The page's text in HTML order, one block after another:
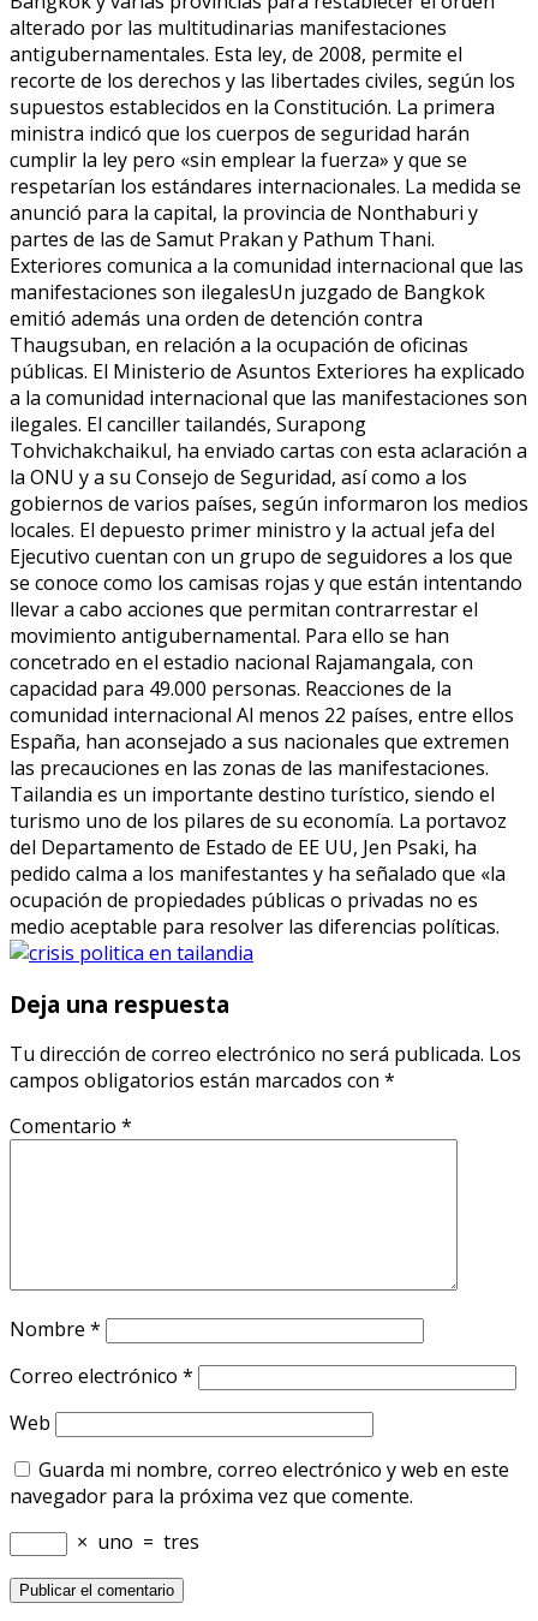
alterado por las multitudinarias manifestaciones
antigubernamentales. Esta ley, de 2008, permite el
recorte de los derechos y las libertades civiles, según los
supuestos establecidos en la Constitución. La primera
ministra indicó que los cuerpos de seguridad harán
cumplir la ley pero «sin emplear la fuerza» y que se
respetarían los estándares internacionales. La medida se
anunció para la capital, la provincia de Nonthaburi y
partes de las de Samut Prakan y Pathum Thani.
Exteriores comunica a la comunidad internacional que las
manifestaciones son ilegalesUn juzgado de Bangkok
emitió además una orden de detención contra
Thaugsuban, en relación a la ocupación de oficinas
públicas. El Ministerio de Asuntos Exteriores ha explicado
a la comunidad internacional que las manifestaciones son
ilegales. El canciller tailandés, Surapong
Tohvichakchaikul, ha enviado cartas con esta aclaración a
la ONU y a su Consejo de Seguridad, así como a los
gobiernos de varios países, según informaron los medios
locales. El depuesto primer ministro y la actual jefa del
Ejecutivo cuentan con un grupo de seguidores a los que
se conoce como los camisas rojas y que están intentando
llevar a cabo acciones que permitan contrarrestar el
movimiento antigubernamental. Para ello se han
concetrado en el estadio nacional Rajamangala, con
capacidad para 49.000 personas. Reacciones de la
comunidad internacional Al menos 22 países, entre ellos
España, han aconsejado a sus nacionales que extremen
las precauciones en las zonas de las manifestaciones.
Tailandia es un importante destino turístico, siendo el
turismo uno de los pilares de su economía. La portavoz
del Departamento de Estado de EE UU, Jen Psaki, ha
pedido calma a los manifestantes y ha señalado que «la
ocupación de propiedades públicas o privadas no es
medio aceptable para resolver las diferencias políticas.
Deja una respuesta
Tu dirección de correo electrónico no será publicada. Los
campos obligatorios están marcados con *
Comentario *
Nombre *
Correo electrónico *
Web
Guarda mi nombre, correo electrónico y web en este
navegador para la próxima vez que comente.
× uno = tres